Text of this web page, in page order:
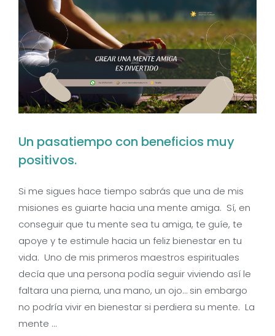
Un pasatiempo con beneficios muy
positivos.
Si me sigues hace tiempo sabrás que una de mis
misiones es guiarte hacia una mente amiga. Sí, en
conseguir que tu mente sea tu amiga, te guíe, te
apoye y te estimule hacia un feliz bienestar en tu
vida. Uno de mis primeros maestros espirituales
decía que una persona podía seguir viviendo así le
faltara una pierna, una mano, un ojo… sin embargo
no podría vivir en bienestar si perdiera su mente. La
mente …